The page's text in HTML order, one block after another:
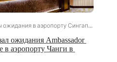
ожидания Ambassador
в аэропорту Чанги в
Залы ожидания в аэропорту Сингапура